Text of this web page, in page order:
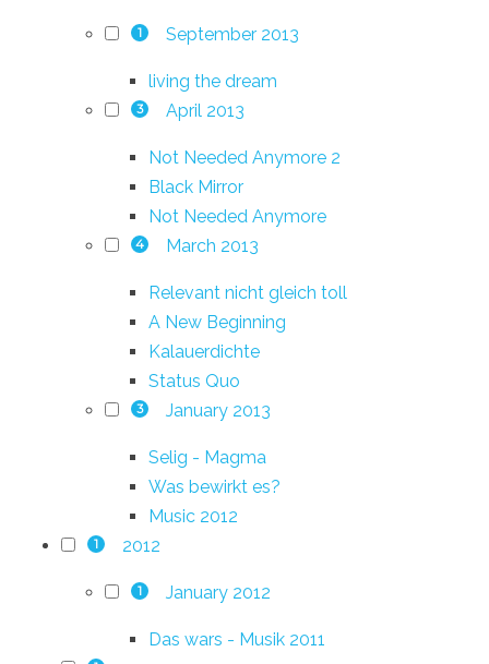
1 September 2013
living the dream
3 April 2013
Not Needed Anymore 2
Black Mirror
Not Needed Anymore
4 March 2013
Relevant nicht gleich toll
A New Beginning
Kalauerdichte
Status Quo
3 January 2013
Selig - Magma
Was bewirkt es?
Music 2012
1 2012
1 January 2012
Das wars - Musik 2011